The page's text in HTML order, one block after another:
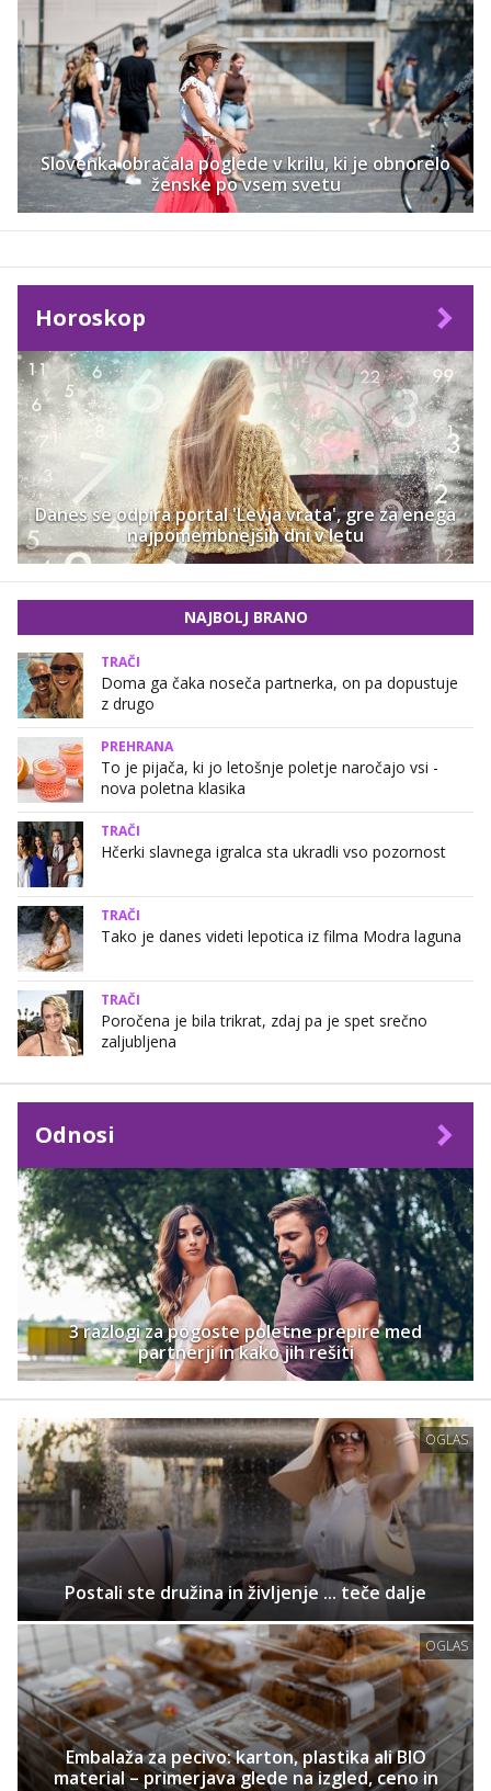
Slovenka obračala poglede v krilu, ki je obnorelo
ženske po vsem svetu
Horoskop
Danes se odpira portal 'Levja vrata', gre za enega
najpomembnejših dni v letu
NAJBOLJ BRANO
TRAČI
Doma ga čaka noseča partnerka, on pa dopustuje
z drugo
PREHRANA
To je pijača, ki jo letošnje poletje naročajo vsi -
nova poletna klasika
TRAČI
Hčerki slavnega igralca sta ukradli vso pozornost
TRAČI
Tako je danes videti lepotica iz filma Modra laguna
TRAČI
Poročena je bila trikrat, zdaj pa je spet srečno
zaljubljena
Odnosi
3 razlogi za pogoste poletne prepire med
partnerji in kako jih rešiti
OGLAS
Postali ste družina in življenje ... teče dalje
OGLAS
Embalaža za pecivo: karton, plastika ali BIO
material – primerjava glede na izgled, ceno in